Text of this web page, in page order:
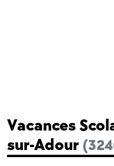
Vacances
sur-Adour